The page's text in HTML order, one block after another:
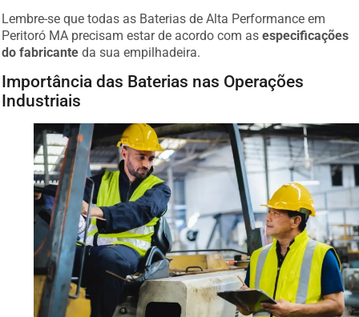
Lembre-se que todas as Baterias de Alta Performance em
Peritoró MA precisam estar de acordo com as especificações
do fabricante da sua empilhadeira.
Importância das Baterias nas Operações
Industriais